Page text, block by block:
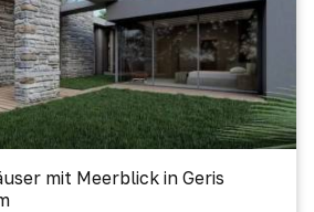
mit Meerblick in Geris